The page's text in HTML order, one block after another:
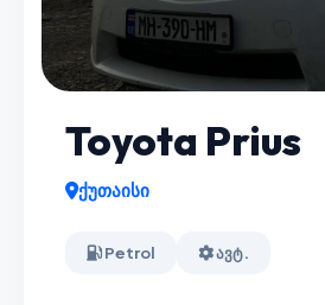
Toyota Prius
ქუთაისი
Petrol ავტ.